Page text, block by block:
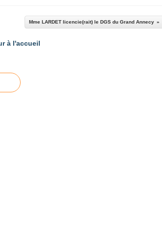
Mme LARDET licencie(rait) le DGS du Grand Annecy
à l'accueil